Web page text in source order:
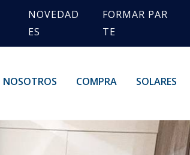
NOVEDAD
ES
FORMAR PAR
TE
NOSOTROS COMPRA SOLARES